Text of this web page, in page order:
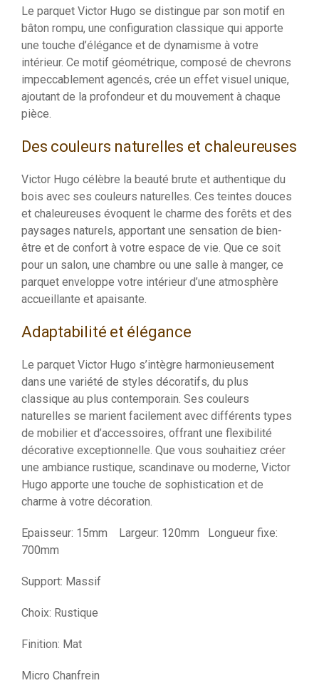
Le parquet Victor Hugo se distingue par son motif en
bâton rompu, une configuration classique qui apporte
une touche d’élégance et de dynamisme à votre
intérieur. Ce motif géométrique, composé de chevrons
impeccablement agencés, crée un effet visuel unique,
ajoutant de la profondeur et du mouvement à chaque
pièce.
Des couleurs naturelles et chaleureuses
Victor Hugo célèbre la beauté brute et authentique du
bois avec ses couleurs naturelles. Ces teintes douces
et chaleureuses évoquent le charme des forêts et des
paysages naturels, apportant une sensation de bien-
être et de confort à votre espace de vie. Que ce soit
pour un salon, une chambre ou une salle à manger, ce
parquet enveloppe votre intérieur d’une atmosphère
accueillante et apaisante.
Adaptabilité et élégance
Le parquet Victor Hugo s’intègre harmonieusement
dans une variété de styles décoratifs, du plus
classique au plus contemporain. Ses couleurs
naturelles se marient facilement avec différents types
de mobilier et d’accessoires, offrant une flexibilité
décorative exceptionnelle. Que vous souhaitiez créer
une ambiance rustique, scandinave ou moderne, Victor
Hugo apporte une touche de sophistication et de
charme à votre décoration.
Epaisseur: 15mm Largeur: 120mm Longueur fixe:
700mm
Support: Massif
Choix: Rustique
Finition: Mat
Micro Chanfrein